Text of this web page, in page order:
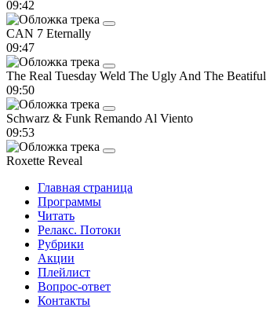
09:42
CAN 7 Eternally
09:47
The Real Tuesday Weld The Ugly And The Beatiful
09:50
Schwarz & Funk Remando Al Viento
09:53
Roxette Reveal
Главная страница
Программы
Читать
Релакс. Потоки
Рубрики
Акции
Плейлист
Вопрос-ответ
Контакты